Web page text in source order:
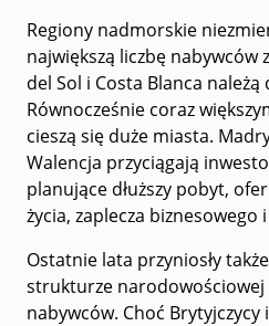
Regiony nadmorskie
największą liczbę nabywców
del Sol i Costa Blanca
Równocześnie coraz
cieszą się duże miasta.
Walencja przyciągają
planujące dłuższy pobyt,
życia, zaplecza
Ostatnie lata przyniosły
strukturze narodowościowej
nabywców. Choć Brytyjczycy